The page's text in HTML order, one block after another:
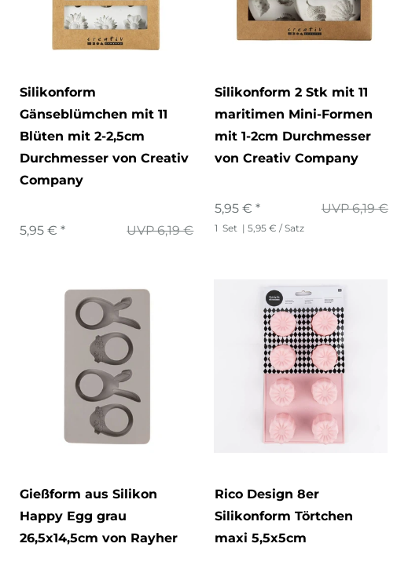
Silikonform
Gänseblümchen mit 11
Blüten mit 2-2,5cm
Durchmesser von Creativ
Company
UVP 6,19 €
5,95 € *
Silikonform 2 Stk mit 11
maritimen Mini-Formen
mit 1-2cm Durchmesser
von Creativ Company
UVP 6,19 €
5,95 € *
1 Set | 5,95 € / Satz
Gießform aus Silikon
Happy Egg grau
26,5x14,5cm von Rayher
Rico Design 8er
Silikonform Törtchen
maxi 5,5x5cm